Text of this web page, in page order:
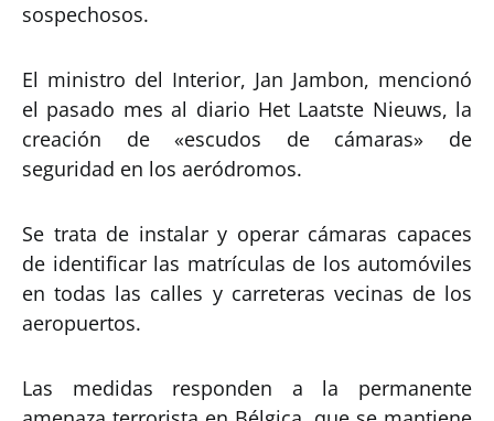
sospechosos.
El ministro del Interior, Jan Jambon, mencionó
el pasado mes al diario Het Laatste Nieuws, la
creación de «escudos de cámaras» de
seguridad en los aeródromos.
Se trata de instalar y operar cámaras capaces
de identificar las matrículas de los automóviles
en todas las calles y carreteras vecinas de los
aeropuertos.
Las medidas responden a la permanente